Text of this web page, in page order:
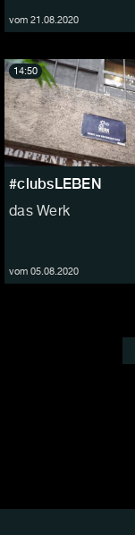
vom 21.08.2020
#clubsLEBEN
das Werk
vom 05.08.2020
14:50